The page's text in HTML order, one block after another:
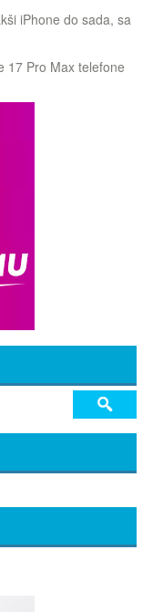
iPhone do sada, sa
17 Pro Max telefone